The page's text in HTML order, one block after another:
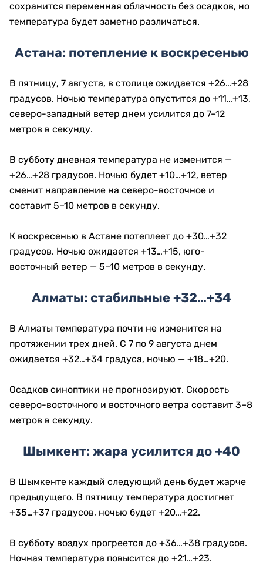
сохранится переменная облачность без осадков, но
температура будет заметно различаться.
Астана: потепление к воскресенью
В пятницу, 7 августа, в столице ожидается +26…+28
градусов. Ночью температура опустится до +11…+13,
северо-западный ветер днем усилится до 7–12
метров в секунду.
В субботу дневная температура не изменится —
+26…+28 градусов. Ночью будет +10…+12, ветер
сменит направление на северо-восточное и
составит 5–10 метров в секунду.
К воскресенью в Астане потеплеет до +30…+32
градусов. Ночью ожидается +13…+15, юго-
восточный ветер — 5–10 метров в секунду.
Алматы: стабильные +32…+34
В Алматы температура почти не изменится на
протяжении трех дней. С 7 по 9 августа днем
ожидается +32…+34 градуса, ночью — +18…+20.
Осадков синоптики не прогнозируют. Скорость
северо-восточного и восточного ветра составит 3–8
метров в секунду.
Шымкент: жара усилится до +40
В Шымкенте каждый следующий день будет жарче
предыдущего. В пятницу температура достигнет
+35…+37 градусов, ночью будет +20…+22.
В субботу воздух прогреется до +36…+38 градусов.
Ночная температура повысится до +21…+23.